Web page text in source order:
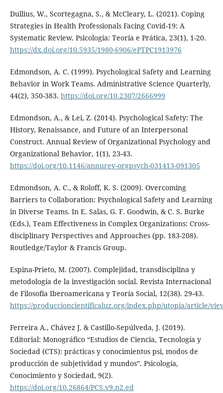
Dullius, W., Scortegagna, S., & McCleary, L. (2021). Coping
Strategies in Health Professionals Facing Covid-19: A
Systematic Review. Psicologia: Teoria e Prática, 23(1), 1-20.
https://dx.doi.org/10.5935/1980-6906/ePTPC1913976
Edmondson, A. C. (1999). Psychological Safety and Learning
Behavior in Work Teams. Administrative Science Quarterly,
44(2), 350-383. https://doi.org/10.2307/2666999
Edmondson, A., & Lei, Z. (2014). Psychological Safety: The
History, Renaissance, and Future of an Interpersonal
Construct. Annual Review of Organizational Psychology and
Organizational Behavior, 1(1), 23-43.
https://doi.org/10.1146/annurev-orgpsych-031413-091305
Edmondson, A. C., & Roloff, K. S. (2009). Overcoming
Barriers to Collaboration: Psychological Safety and Learning
in Diverse Teams. In E. Salas, G. F. Goodwin, & C. S. Burke
(Eds.), Team Effectiveness in Complex Organizations: Cross-
disciplinary Perspectives and Approaches (pp. 183-208).
Routledge/Taylor & Francis Group.
Espina-Prieto, M. (2007). Complejidad, transdisciplina y
metodología de la investigación social. Revista Internacional
de Filosofía Iberoamericana y Teoría Social, 12(38). 29-43.
https://produccioncientificaluz.org/index.php/utopia/article/
Ferreira A., Chávez J. & Castillo-Sepúlveda, J. (2019).
Editorial: Monográfico “Estudios de Ciencia, Tecnología y
Sociedad (CTS): prácticas y conocimientos psi, modos de
producción de subjetividad y mundos”. Psicología,
Conocimiento y Sociedad, 9(2).
https://doi.org/10.26864/PCS.v9.n2.ed